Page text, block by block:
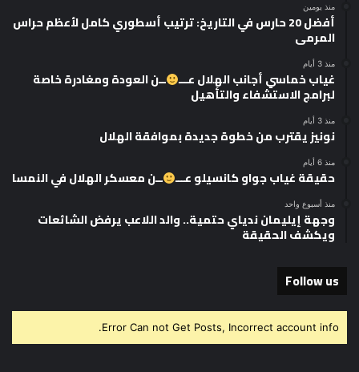
منذ يومين
أفضل 20 حارس في التاريخ: ترتيب أسطوري كامل لأعظم حراس
المرمى
منذ 3 أيام
غياب خماسي أجانب الهلال عـــ ــن العودة ومغادرة خاصة
لبرامج الاستشفاء والتأهيل
منذ 3 أيام
نونيز يقترب من خطوة جديدة بموافقة الهلال
منذ 6 أيام
حقيقة غياب جواو كانسيلو عـــ ــن معسكر الهلال في النمسا
منذ أسبوع واحد
وجهة إيليمان ندياي حتمية.. والد اللاعب يرفض الشائعات
ويكشف الحقيقة
Follow us
Error Can not Get Posts, Incorrect account info.